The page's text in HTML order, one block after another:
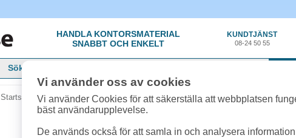
HANDLA KONTORSMATERIAL
SNABBT OCH ENKELT
KUNDTJÄNST
08-24 50 55
Startsida »Maskintillbehör, Förbrukning»Bläckpatroner Canon»Bläck Canon
Bläck
Vi använder oss av cookies
Vi använder Cookies för att säkerställa att webbplatsen
bäst användarupplevelse.
De används också för att samla in och analysera